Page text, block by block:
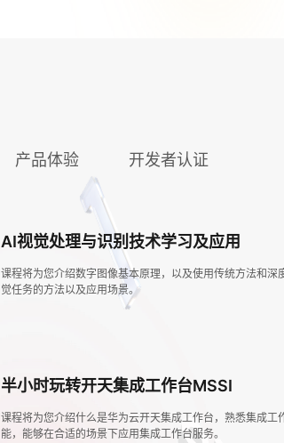
产品体验 开发者认证
AI视觉处理与识别技术学习及应用
课程将为您介绍数字图像基本原理，以及使用传统方法和深
觉任务的方法以及应用场景。
半小时玩转开天集成工作台MSSI
课程将为您介绍什么是华为云开天集成工作台，熟悉集成工
能，能够在合适的场景下应用集成工作台服务。